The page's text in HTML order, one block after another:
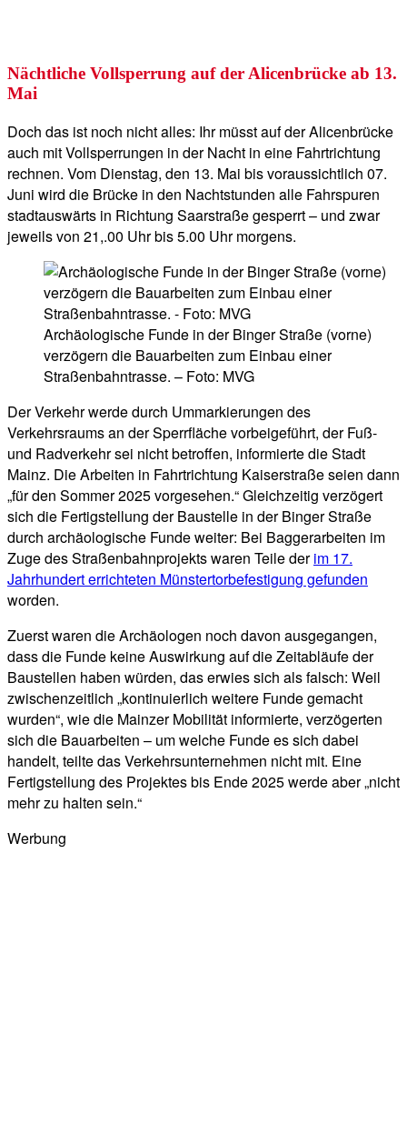
Nächtliche Vollsperrung auf der Alicenbrücke ab 13.
Mai
Doch das ist noch nicht alles: Ihr müsst auf der Alicenbrücke
auch mit Vollsperrungen in der Nacht in eine Fahrtrichtung
rechnen. Vom Dienstag, den 13. Mai bis voraussichtlich 07.
Juni wird die Brücke in den Nachtstunden alle Fahrspuren
stadtauswärts in Richtung Saarstraße gesperrt – und zwar
jeweils von 21,.00 Uhr bis 5.00 Uhr morgens.
Archäologische Funde in der Binger Straße (vorne)
verzögern die Bauarbeiten zum Einbau einer
Straßenbahntrasse. – Foto: MVG
Der Verkehr werde durch Ummarkierungen des
Verkehrsraums an der Sperrfläche vorbeigeführt, der Fuß-
und Radverkehr sei nicht betroffen, informierte die Stadt
Mainz. Die Arbeiten in Fahrtrichtung Kaiserstraße seien dann
„für den Sommer 2025 vorgesehen.“ Gleichzeitig verzögert
sich die Fertigstellung der Baustelle in der Binger Straße
durch archäologische Funde weiter: Bei Baggerarbeiten im
Zuge des Straßenbahnprojekts waren Teile derim 17.
Jahrhundert errichteten Münstertorbefestigung gefunden
worden.
Zuerst waren die Archäologen noch davon ausgegangen,
dass die Funde keine Auswirkung auf die Zeitabläufe der
Baustellen haben würden, das erwies sich als falsch: Weil
zwischenzeitlich „kontinuierlich weitere Funde gemacht
wurden“, wie die Mainzer Mobilität informierte, verzögerten
sich die Bauarbeiten – um welche Funde es sich dabei
handelt, teilte das Verkehrsunternehmen nicht mit. Eine
Fertigstellung des Projektes bis Ende 2025 werde aber „nicht
mehr zu halten sein.“
Werbung